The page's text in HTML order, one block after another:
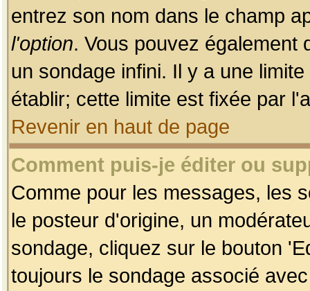
entrez son nom dans le champ
l'option. Vous pouvez également
un sondage infini. Il y a une
établir; cette limite est fixée par
Revenir en haut de page
Comment puis-je éditer ou
Comme pour les messages, les
le posteur d'origine, un
sondage, cliquez sur le bouton
toujours le sondage associé